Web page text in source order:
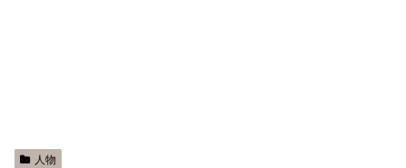
人物